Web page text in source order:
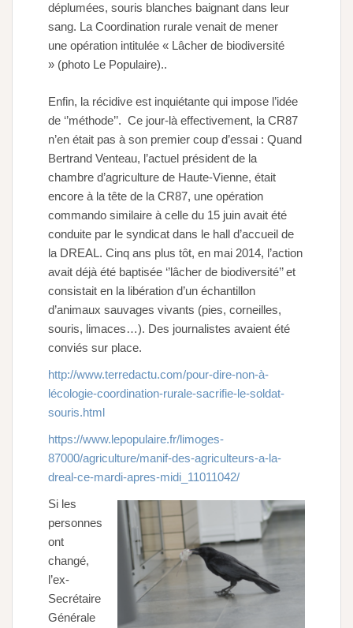
déplumées, souris blanches baignant dans leur
sang. La Coordination rurale venait de mener
une opération intitulée « Lâcher de biodiversité
» (photo Le Populaire)..
Enfin, la récidive est inquiétante qui impose l’idée
de ‘’méthode’’. Ce jour-là effectivement, la CR87
n’en était pas à son premier coup d’essai : Quand
Bertrand Venteau, l’actuel président de la
chambre d’agriculture de Haute-Vienne, était
encore à la tête de la CR87, une opération
commando similaire à celle du 15 juin avait été
conduite par le syndicat dans le hall d’accueil de
la DREAL. Cinq ans plus tôt, en mai 2014, l’action
avait déjà été baptisée ‘’lâcher de biodiversité’’ et
consistait en la libération d’un échantillon
d’animaux sauvages vivants (pies, corneilles,
souris, limaces…). Des journalistes avaient été
conviés sur place.
http://www.terredactu.com/pour-dire-non-à-
lécologie-coordination-rurale-sacrifie-le-soldat-
souris.html
https://www.lepopulaire.fr/limoges-
87000/agriculture/manif-des-agriculteurs-a-la-
dreal-ce-mardi-apres-midi_11011042/
Si les
personnes
ont
changé,
l’ex-
Secrétaire
Générale